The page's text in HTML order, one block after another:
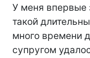
У меня впервые
такой
много времени
супругом